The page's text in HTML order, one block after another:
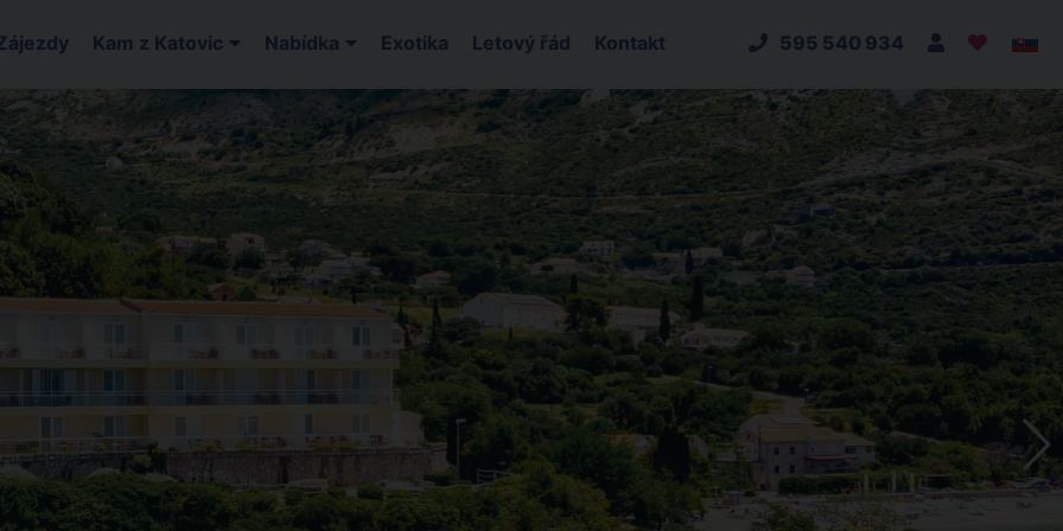
Kam z Katovic Nabídka Exotika Letový řád Kontakt 595 540 934